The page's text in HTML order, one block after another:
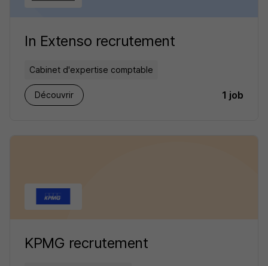
In Extenso recrutement
Cabinet d'expertise comptable
Découvrir 1 job
KPMG recrutement